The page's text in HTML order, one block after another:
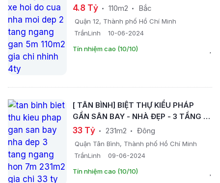
NGANG GẦN 5M - 110M2 - GIÁ CHỈ
NHỈNH 4TỶ.
4.8 Tỷ 110m2 Bắc
Quận 12, Thành phố Hồ Chí Minh
TrầnLinh
10-06-2024
Tín nhiệm cao (10/10)
[ TÂN BÌNH] BIỆT THỰ KIỂU PHÁP
GẦN SÂN BAY - NHÀ ĐẸP - 3 TẦNG -
NGANG HƠN 7M- 231M2 - GIÁ CHỈ 33
TỶ.
33 Tỷ 231m2 Đông
Quận Tân Bình, Thành phố Hồ Chí Minh
TrầnLinh
09-06-2024
Tín nhiệm cao (10/10)